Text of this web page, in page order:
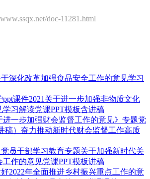
doc-11281.html
深化改革加强食品安全工作的意见学习
课件2021关于进一步加强非物质文化
习解读党课PPT模板含讲稿
进一步加强财会监督工作的意见》专题党
稿）奋力推动新时代财会监督工作高质
党员干部学习教育专题关于加强新时代关
作的意见党课PPT模板讲稿
好2022年全面推进乡村振兴重点工作的意